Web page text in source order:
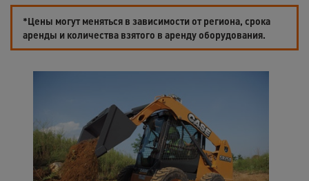
*Цены могут меняться в зависимости от региона, срока
аренды и количества взятого в аренду оборудования.